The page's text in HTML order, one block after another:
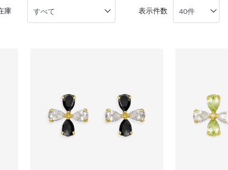
庫 表示件数